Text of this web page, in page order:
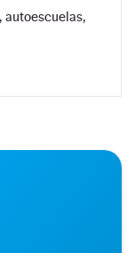
autoescuelas,